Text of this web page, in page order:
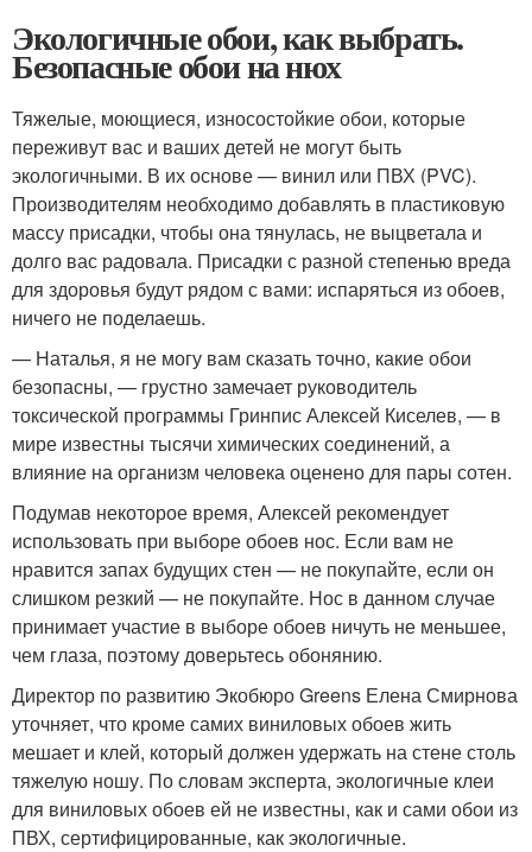
Экологичные обои, как выбрать.
Безопасные обои на нюх
Тяжелые, моющиеся, износостойкие обои, которые
переживут вас и ваших детей не могут быть
экологичными. В их основе — винил или ПВХ (PVC).
Производителям необходимо добавлять в пластиковую
массу присадки, чтобы она тянулась, не выцветала и
долго вас радовала. Присадки с разной степенью вреда
для здоровья будут рядом с вами: испаряться из обоев,
ничего не поделаешь.
— Наталья, я не могу вам сказать точно, какие обои
безопасны, — грустно замечает руководитель
токсической программы Гринпис Алексей Киселев, — в
мире известны тысячи химических соединений, а
влияние на организм человека оценено для пары сотен.
Подумав некоторое время, Алексей рекомендует
использовать при выборе обоев нос. Если вам не
нравится запах будущих стен — не покупайте, если он
слишком резкий — не покупайте. Нос в данном случае
принимает участие в выборе обоев ничуть не меньшее,
чем глаза, поэтому доверьтесь обонянию.
Директор по развитию Экобюро Greens Елена Смирнова
уточняет, что кроме самих виниловых обоев жить
мешает и клей, который должен удержать на стене столь
тяжелую ношу. По словам эксперта, экологичные клеи
для виниловых обоев ей не известны, как и сами обои из
ПВХ, сертифицированные, как экологичные.